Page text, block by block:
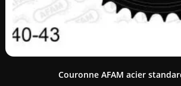
Couronne AFAM acier